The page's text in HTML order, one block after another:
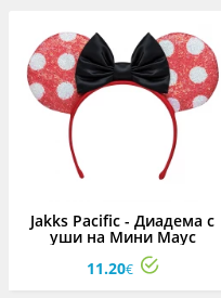
Jakks Pacific - Диадема с
уши на Мини Маус
11.20€